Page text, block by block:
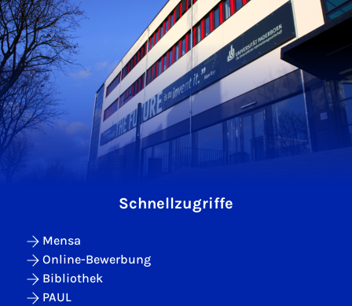
Schnellzugriffe
Mensa
Online-Bewerbung
Bibliothek
PAUL